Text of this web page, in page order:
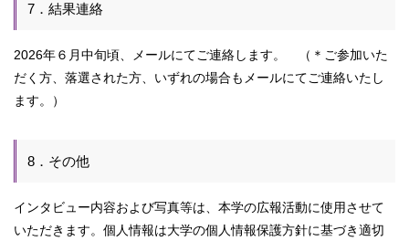
7．結果連絡
2026年６月中旬頃、メールにてご連絡します。 （＊ご参加いた
だく方、落選された方、いずれの場合もメールにてご連絡いたし
ます。）
8．その他
インタビュー内容および写真等は、本学の広報活動に使用させて
いただきます。個人情報は大学の個人情報保護方針に基づき適切